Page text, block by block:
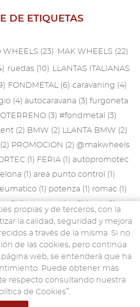
propias y de terceros, con la
la calidad, seguridad y mejora
a través de la misma. Si no
de las cookies, pero continúa
web, se entenderá que ha
Puede obtener más
respecto consultando nuestra
de Cookies”.
DE ETIQUETAS
WHEELS (23) MAK WHEELS (22)
ruedas (10) LLANTAS ITALIANAS
FONDMETAL (6) caravaning (4)
(4) autocaravana (3) furgoneta
(3) #fondmetal (3)
(2) BMW (2) LLANTA BMW (2)
(2) PROMOCION (2) @makwheels
(1) FERIA (1) autopromotec
(1) area punto control (1)
(1) potenza (1) romac (1)
(1) llanta porsche(1) lewis(1)
stilo(1) mille miglia(1) npk(1)
(1) rueda de galleta(1) MAN TGE
ligeras(1) 9evo(1)